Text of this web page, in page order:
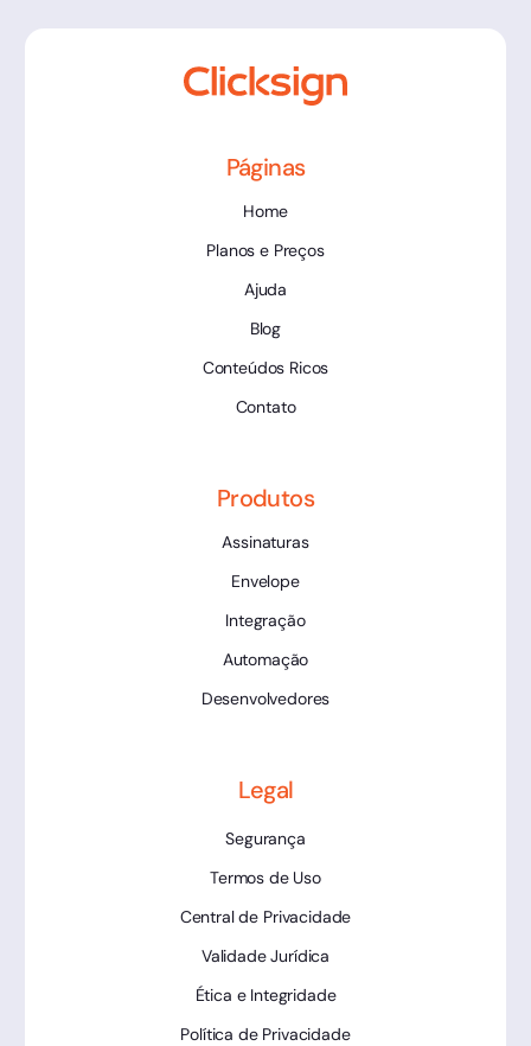
Páginas
Home
Planos e Preços
Ajuda
Blog
Conteúdos Ricos
Contato
Produtos
Assinaturas
Envelope
Integração
Automação
Desenvolvedores
Legal
Segurança
Termos de Uso
Central de Privacidade
Validade Jurídica
Ética e Integridade
Política de Privacidade